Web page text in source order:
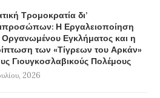
Τρομοκρατία δι’
Η Εργαλειοποίηση
Οργανωμένου Εγκλήματος και η
των «Τίγρεων του Αρκάν»
Γιουγκοσλαβικούς Πολέμους
2026